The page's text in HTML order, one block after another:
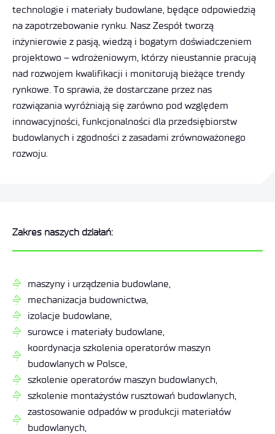
technologie i materiały budowlane, będące odpowiedzią
na zapotrzebowanie rynku. Nasz Zespół tworzą
inżynierowie z pasją, wiedzą i bogatym doświadczeniem
projektowo – wdrożeniowym, którzy nieustannie pracują
nad rozwojem kwalifikacji i monitorują bieżące trendy
rynkowe. To sprawia, że dostarczane przez nas
rozwiązania wyróżniają się zarówno pod względem
innowacyjności, funkcjonalności dla przedsiębiorstw
budowlanych i zgodności z zasadami zrównoważonego
rozwoju.
Zakres naszych działań:
maszyny i urządzenia budowlane,
mechanizacja budownictwa,
izolacje budowlane,
surowce i materiały budowlane,
koordynacja szkolenia operatorów maszyn
budowlanych w Polsce,
szkolenie operatorów maszyn budowlanych,
szkolenie montażystów rusztowań budowlanych,
zastosowanie odpadów w produkcji materiałów
budowlanych,